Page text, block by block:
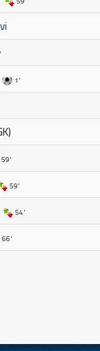
1'
59'
59'
54'
66'